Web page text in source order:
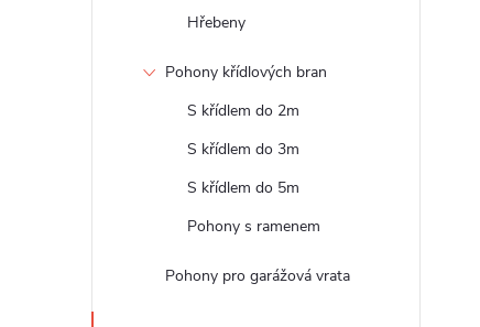
Hřebeny
Pohony křídlových bran
S křídlem do 2m
S křídlem do 3m
S křídlem do 5m
Pohony s ramenem
Pohony pro garážová vrata